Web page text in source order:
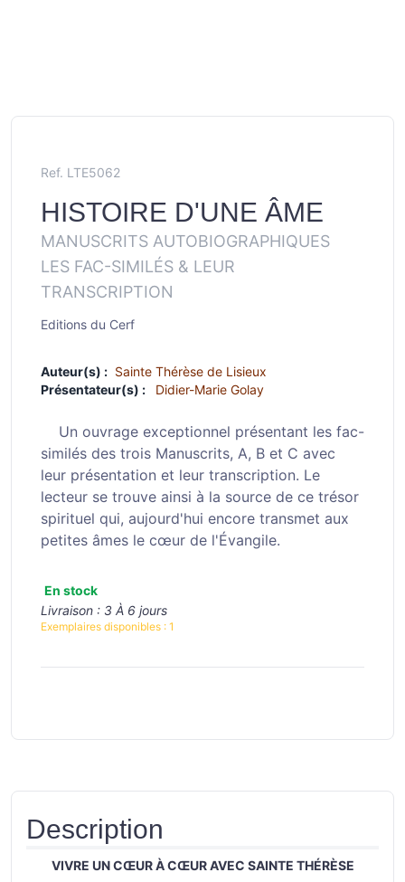
Ref. LTE5062
HISTOIRE D'UNE ÂME
MANUSCRITS AUTOBIOGRAPHIQUES
LES FAC-SIMILÉS & LEUR
TRANSCRIPTION
Editions du Cerf
Auteur(s) : Sainte Thérèse de Lisieux
Présentateur(s) :
Didier-Marie Golay
Un ouvrage exceptionnel présentant les fac-
similés des trois Manuscrits, A, B et C avec
leur présentation et leur transcription. Le
lecteur se trouve ainsi à la source de ce trésor
spirituel qui, aujourd'hui encore transmet aux
petites âmes le cœur de l'Évangile.
En stock
Livraison : 3 À 6 jours
Exemplaires disponibles : 1
Description
VIVRE UN CŒUR À CŒUR AVEC SAINTE THÉRÈSE